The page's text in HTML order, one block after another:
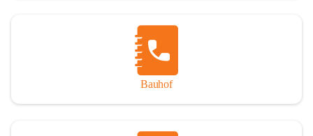
Bauhof